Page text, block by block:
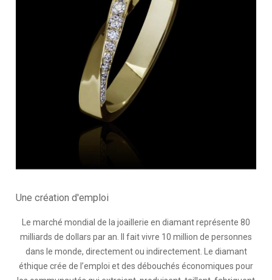
Une création d'emploi
Le marché mondial de la joaillerie en diamant représente 80
milliards de dollars par an. Il fait vivre 10 million de personnes
dans le monde, directement ou indirectement. Le diamant
éthique crée de l’emploi et des débouchés économiques pour